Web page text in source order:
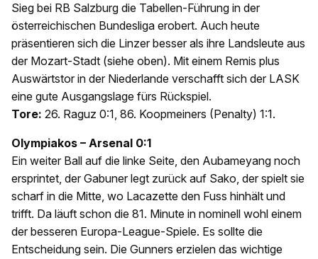
Sieg bei RB Salzburg die Tabellen-Führung in der
österreichischen Bundesliga erobert. Auch heute
präsentieren sich die Linzer besser als ihre Landsleute aus
der Mozart-Stadt (siehe oben). Mit einem Remis plus
Auswärtstor in der Niederlande verschafft sich der LASK
eine gute Ausgangslage fürs Rückspiel.
Tore: 26. Raguz 0:1, 86. Koopmeiners (Penalty) 1:1.
Olympiakos – Arsenal 0:1
Ein weiter Ball auf die linke Seite, den Aubameyang noch
ersprintet, der Gabuner legt zurück auf Sako, der spielt sie
scharf in die Mitte, wo Lacazette den Fuss hinhält und
trifft. Da läuft schon die 81. Minute in nominell wohl einem
der besseren Europa-League-Spiele. Es sollte die
Entscheidung sein. Die Gunners erzielen das wichtige